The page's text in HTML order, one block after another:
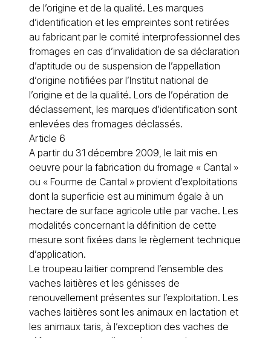
de l’origine et de la qualité. Les marques
d’identification et les empreintes sont retirées
au fabricant par le comité interprofessionnel des
fromages en cas d’invalidation de sa déclaration
d’aptitude ou de suspension de l’appellation
d’origine notifiées par l’Institut national de
l’origine et de la qualité. Lors de l’opération de
déclassement, les marques d’identification sont
enlevées des fromages déclassés.
Article 6
A partir du 31 décembre 2009, le lait mis en
oeuvre pour la fabrication du fromage « Cantal »
ou « Fourme de Cantal » provient d’exploitations
dont la superficie est au minimum égale à un
hectare de surface agricole utile par vache. Les
modalités concernant la définition de cette
mesure sont fixées dans le règlement technique
d’application.
Le troupeau laitier comprend l’ensemble des
vaches laitières et les génisses de
renouvellement présentes sur l’exploitation. Les
vaches laitières sont les animaux en lactation et
les animaux taris, à l’exception des vaches de